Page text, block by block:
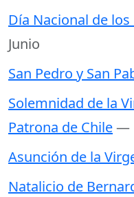
Día Nacional de
Junio
San Pedro y San
Solemnidad de la
Patrona de Chile—
Asunción de la
Natalicio de